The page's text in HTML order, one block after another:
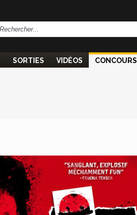
SORTIES VIDÉOS CONCOURS